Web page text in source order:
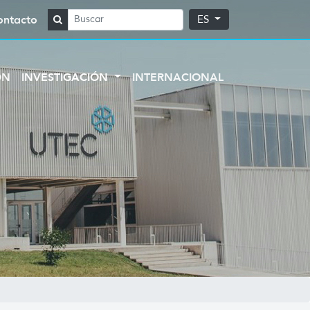
ES
INVESTIGACIÓN INTERNACIONAL